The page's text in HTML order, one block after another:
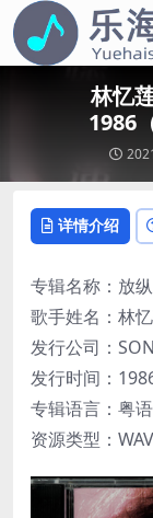
林忆
1986
详情介绍
专辑名称：放纵
歌手姓名：林
发行公司：
发行时间：
专辑语言：粤
资源类型：